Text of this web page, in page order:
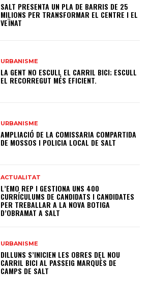
SALT PRESENTA UN PLA DE BARRIS DE 25
MILIONS PER TRANSFORMAR EL CENTRE I EL
VEÏNAT
URBANISME
LA GENT NO ESCULL EL CARRIL BICI; ESCULL
EL RECORREGUT MÉS EFICIENT.
URBANISME
AMPLIACIÓ DE LA COMISSARIA COMPARTIDA
DE MOSSOS I POLICIA LOCAL DE SALT
ACTUALITAT
L’EMO REP I GESTIONA UNS 400
CURRÍCULUMS DE CANDIDATS I CANDIDATES
PER TREBALLAR A LA NOVA BOTIGA
D’OBRAMAT A SALT
URBANISME
DILLUNS S’INICIEN LES OBRES DEL NOU
CARRIL BICI AL PASSEIG MARQUÈS DE
CAMPS DE SALT